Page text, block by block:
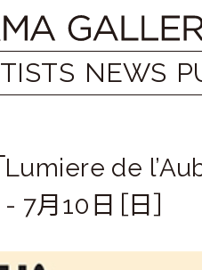
NEWS
Lumiere de
7月10日［日］